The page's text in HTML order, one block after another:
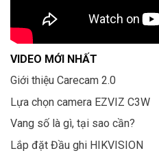
VIDEO MỚI NHẤT
Giới thiệu Carecam 2.0
Lựa chọn camera EZVIZ C3W
Vang số là gì, tại sao cần?
Lắp đặt Đầu ghi HIKVISION